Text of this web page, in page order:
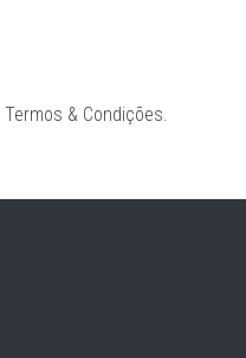
Termos & Condições.